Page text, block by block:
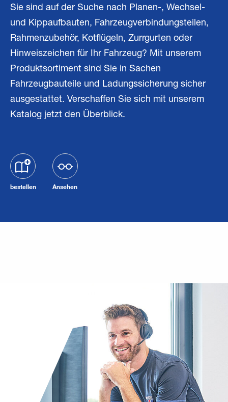
Sie sind auf der Suche nach Planen-, Wechsel-
und Kippaufbauten, Fahrzeugverbindungsteilen,
Rahmenzubehör, Kotflügeln, Zurrgurten oder
Hinweiszeichen für Ihr Fahrzeug? Mit unserem
Produktsortiment sind Sie in Sachen
Fahrzeugbauteile und Ladungssicherung sicher
ausgestattet. Verschaffen Sie sich mit unserem
Katalog jetzt den Überblick.
bestellen Ansehen